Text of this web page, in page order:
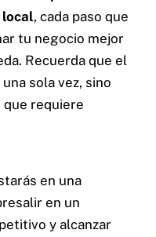
, cada paso que
tu negocio mejor
Recuerda que el
sola vez, sino
que requiere
en una
en un
y alcanzar